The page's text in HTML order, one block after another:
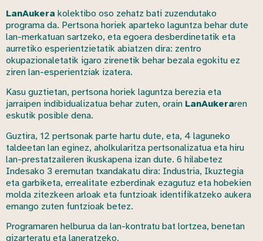
LanAukera kolektibo oso zehatz bati zuzendutako
programa da. Pertsona horiek aparteko laguntza behar dute
lan-merkatuan sartzeko, eta egoera desberdinetatik eta
aurretiko esperientzietatik abiatzen dira: zentro
okupazionaletatik igaro zirenetik behar bezala egokitu ez
ziren lan-esperientziak izatera.
Kasu guztietan, pertsona horiek laguntza berezia eta
jarraipen indibidualizatua behar zuten, orain LanAukeraren
eskutik posible dena.
Guztira, 12 pertsonak parte hartu dute, eta, 4 laguneko
taldeetan lan eginez, aholkularitza pertsonalizatua eta hiru
lan-prestatzaileren ikuskapena izan dute. 6 hilabetez
Indesako 3 eremutan txandakatu dira: Industria, Ikuztegia
eta garbiketa, errealitate ezberdinak ezagutuz eta hobekien
molda zitezkeen arloak eta funtzioak identifikatzeko aukera
emango zuten funtzioak betez.
Programaren helburua da lan-kontratu bat lortzea, benetan
gizarteratu eta laneratzeko.